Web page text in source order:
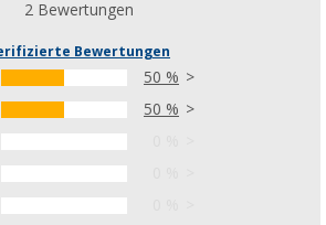
2 Bewertungen
Bewertungen
50 %
50 %